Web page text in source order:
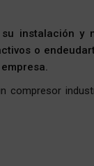
instalación y
o
compresor